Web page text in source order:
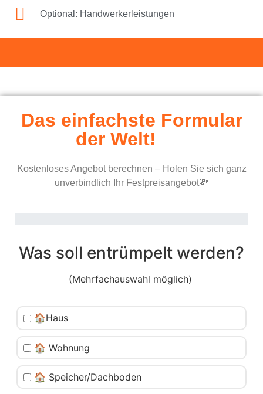
Optional: Handwerkerleistungen
Das einfachste Formular
der Welt!
Kostenloses Angebot berechnen – Holen Sie sich ganz
unverbindlich Ihr Festpreisangebot💸
Was soll entrümpelt werden?
(Mehrfachauswahl möglich)
🏠Haus
🏠 Wohnung
🏠 Speicher/Dachboden